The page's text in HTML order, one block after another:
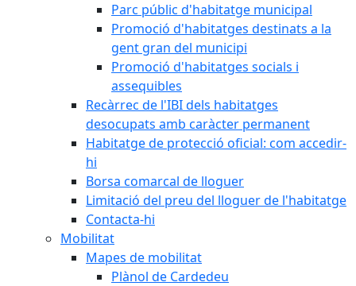
Parc públic d'habitatge municipal
Promoció d'habitatges destinats a la
gent gran del municipi
Promoció d'habitatges socials i
assequibles
Recàrrec de l'IBI dels habitatges
desocupats amb caràcter permanent
Habitatge de protecció oficial: com accedir-
hi
Borsa comarcal de lloguer
Limitació del preu del lloguer de l'habitatge
Contacta-hi
Mobilitat
Mapes de mobilitat
Plànol de Cardedeu